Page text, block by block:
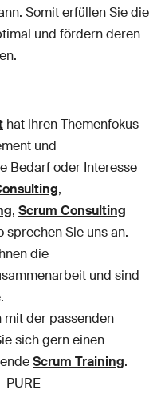
Somit erfüllen Sie die
und fördern deren
hat ihren Themenfokus
und
Bedarf oder Interesse
,
, Scrum Consulting
sprechen Sie uns an.
die
und sind
mit der passenden
sich gern einen
Scrum Training.
PURE